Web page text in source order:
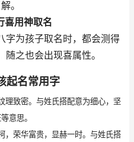
。
喜用神取名
字为孩子取名时，都会测得
之也会出现喜属性。
起名常用字
理致密。与姓氏搭配意为细心，坚
意思。
，荣华富贵，显赫一时。与姓氏搭